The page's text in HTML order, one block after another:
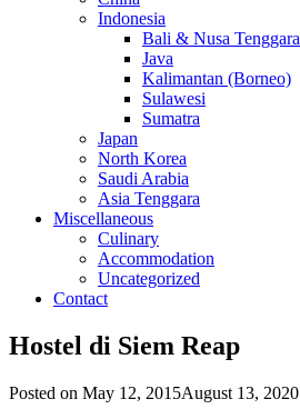
Indonesia
Bali & Nusa Tenggara
Java
Kalimantan (Borneo)
Sulawesi
Sumatra
Japan
North Korea
Saudi Arabia
Asia Tenggara
Miscellaneous
Culinary
Accommodation
Uncategorized
Contact
Hostel di Siem Reap
Posted on May 12, 2015August 13, 2020